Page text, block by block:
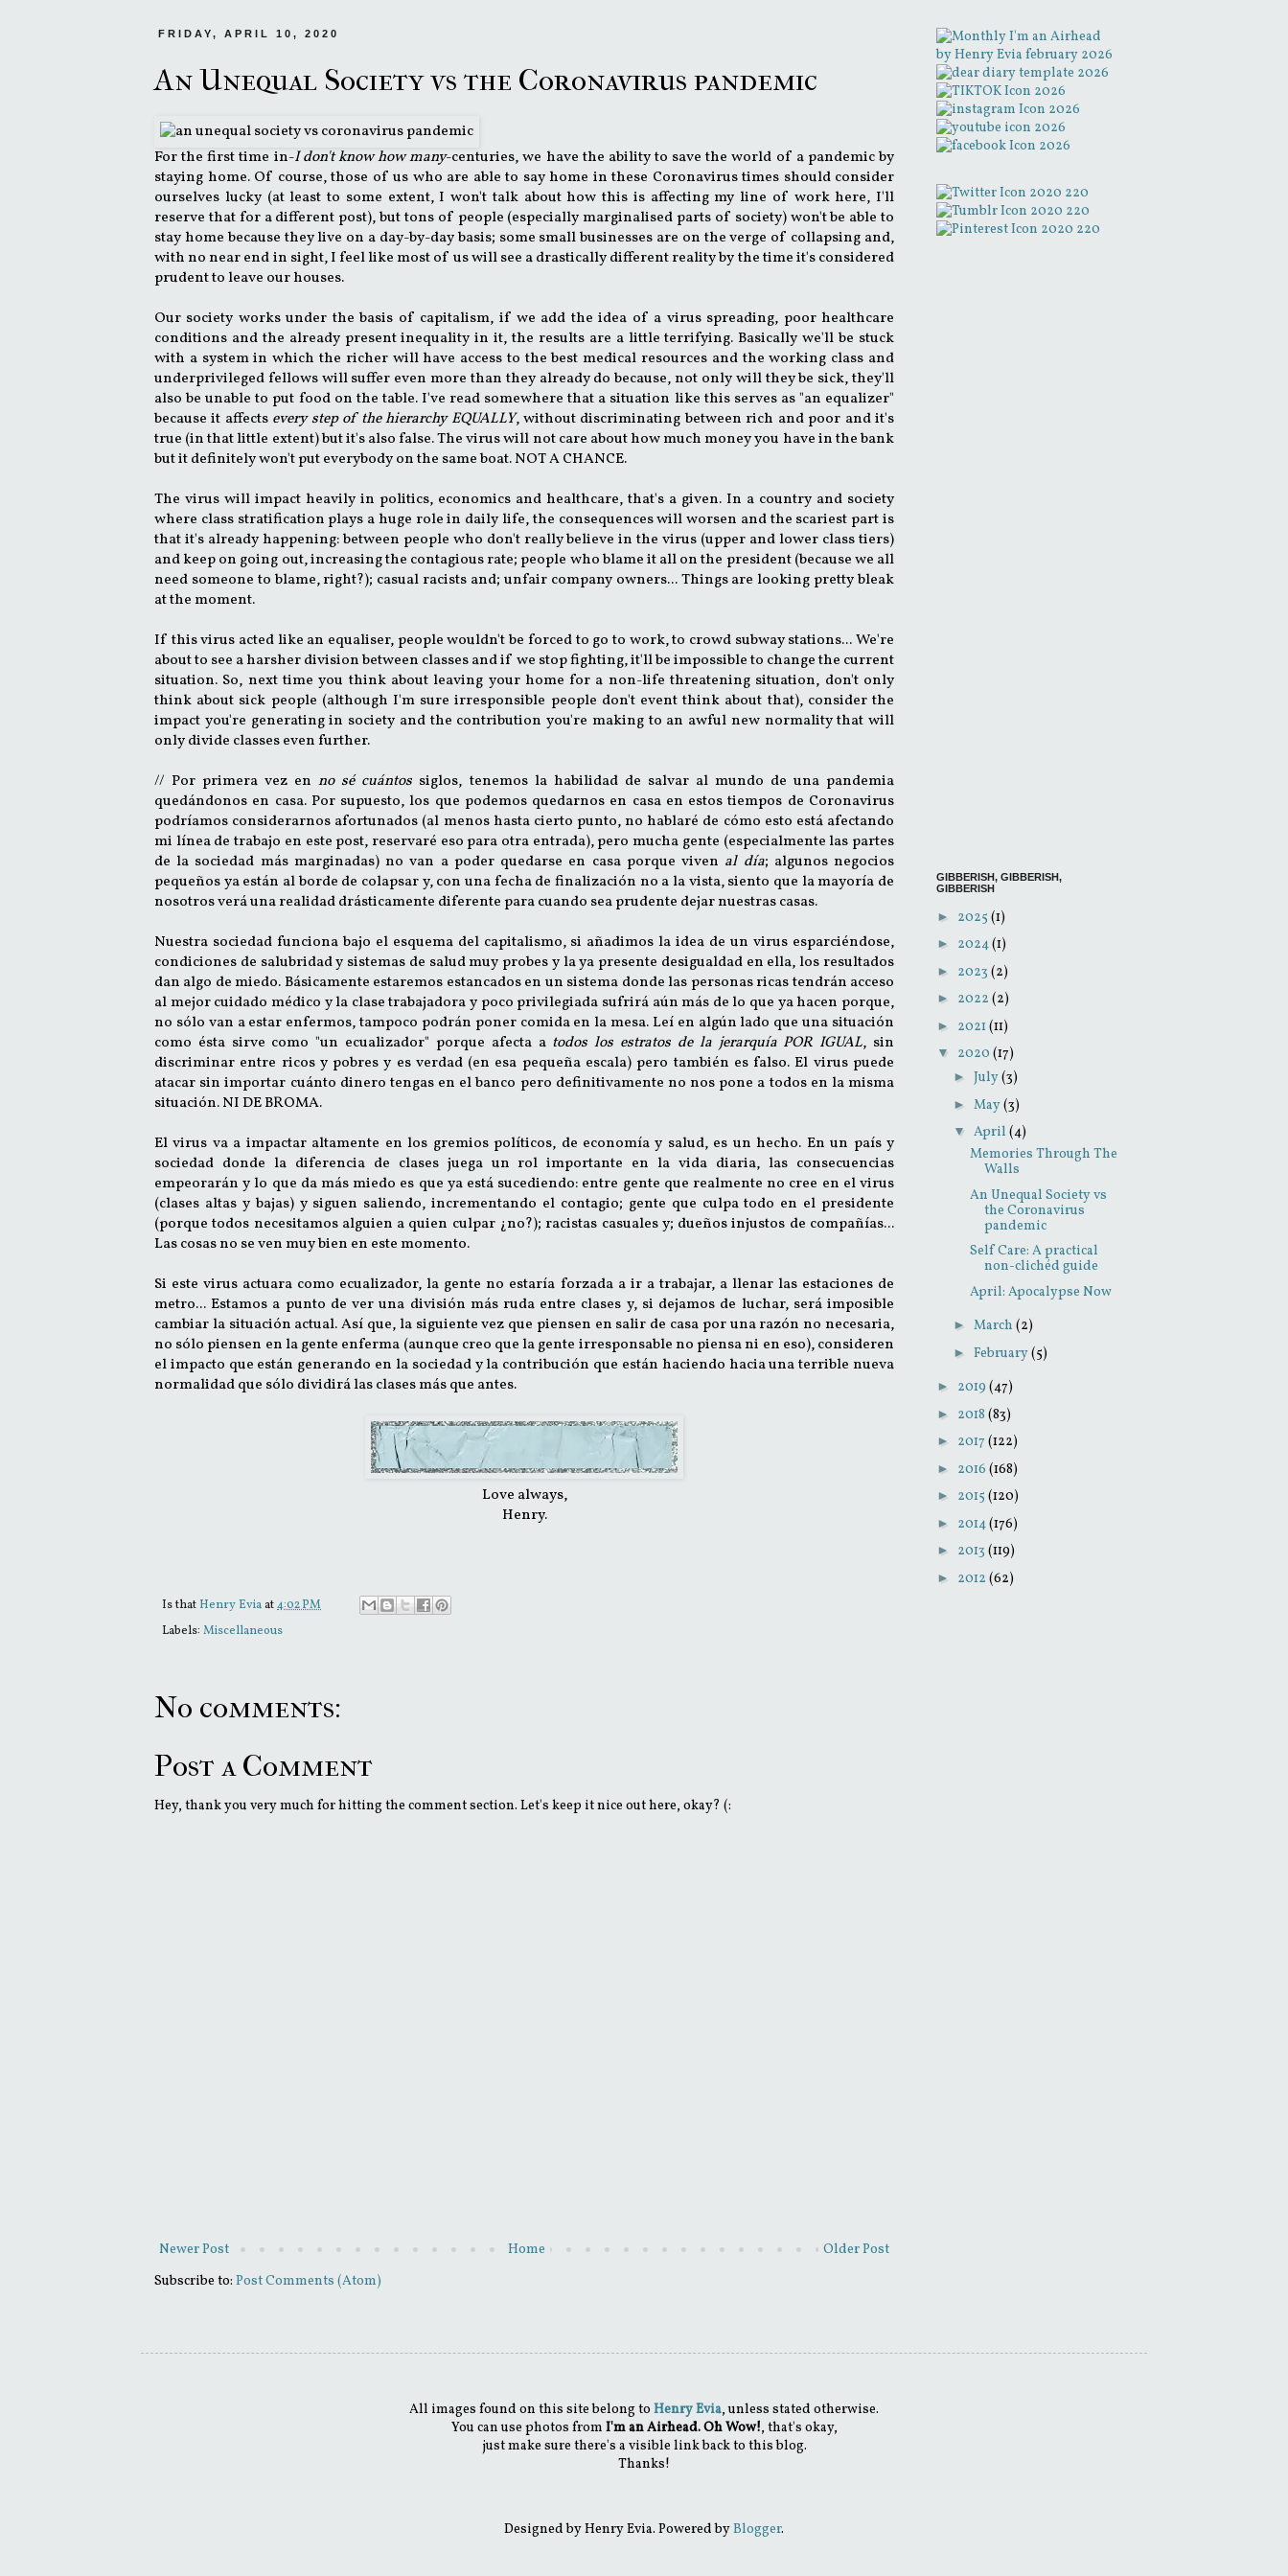
FRIDAY, APRIL 10, 2020
An Unequal Society vs the Coronavirus pandemic
For the first time in-I don't know how many-centuries, we have the ability to save the world of a pandemic by
staying home. Of course, those of us who are able to say home in these Coronavirus times should consider
ourselves lucky (at least to some extent, I won't talk about how this is affecting my line of work here, I'll
reserve that for a different post), but tons of people (especially marginalised parts of society) won't be able to
stay home because they live on a day-by-day basis; some small businesses are on the verge of collapsing and,
with no near end in sight, I feel like most of us will see a drastically different reality by the time it's considered
prudent to leave our houses.
Our society works under the basis of capitalism, if we add the idea of a virus spreading, poor healthcare
conditions and the already present inequality in it, the results are a little terrifying. Basically we'll be stuck
with a system in which the richer will have access to the best medical resources and the working class and
underprivileged fellows will suffer even more than they already do because, not only will they be sick, they'll
also be unable to put food on the table. I've read somewhere that a situation like this serves as "an equalizer"
because it affects every step of the hierarchy EQUALLY, without discriminating between rich and poor and it's
true (in that little extent) but it's also false. The virus will not care about how much money you have in the bank
but it definitely won't put everybody on the same boat. NOT A CHANCE.
The virus will impact heavily in politics, economics and healthcare, that's a given. In a country and society
where class stratification plays a huge role in daily life, the consequences will worsen and the scariest part is
that it's already happening: between people who don't really believe in the virus (upper and lower class tiers)
and keep on going out, increasing the contagious rate; people who blame it all on the president (because we all
need someone to blame, right?); casual racists and; unfair company owners... Things are looking pretty bleak
at the moment.
If this virus acted like an equaliser, people wouldn't be forced to go to work, to crowd subway stations... We're
about to see a harsher division between classes and if we stop fighting, it'll be impossible to change the current
situation. So, next time you think about leaving your home for a non-life threatening situation, don't only
think about sick people (although I'm sure irresponsible people don't event think about that), consider the
impact you're generating in society and the contribution you're making to an awful new normality that will
only divide classes even further.
// Por primera vez enno sé cuántos siglos, tenemos la habilidad de salvar al mundo de una pandemia
quedándonos en casa. Por supuesto, los que podemos quedarnos en casa en estos tiempos de Coronavirus
podríamos considerarnos afortunados (al menos hasta cierto punto, no hablaré de cómo esto está afectando
mi línea de trabajo en este post, reservaré eso para otra entrada), pero mucha gente (especialmente las partes
de la sociedad más marginadas) no van a poder quedarse en casa porque viven al día; algunos negocios
pequeños ya están al borde de colapsar y, con una fecha de finalización no a la vista, siento que la mayoría de
nosotros verá una realidad drásticamente diferente para cuando sea prudente dejar nuestras casas.
Nuestra sociedad funciona bajo el esquema del capitalismo, si añadimos la idea de un virus esparciéndose,
condiciones de salubridad y sistemas de salud muy probes y la ya presente desigualdad en ella, los resultados
dan algo de miedo. Básicamente estaremos estancados en un sistema donde las personas ricas tendrán acceso
al mejor cuidado médico y la clase trabajadora y poco privilegiada sufrirá aún más de lo que ya hacen porque,
no sólo van a estar enfermos, tampoco podrán poner comida en la mesa. Leí en algún lado que una situación
como ésta sirve como "un ecualizador" porque afecta a todos los estratos de la jerarquía POR IGUAL, sin
discriminar entre ricos y pobres y es verdad (en esa pequeña escala) pero también es falso. El virus puede
atacar sin importar cuánto dinero tengas en el banco pero definitivamente no nos pone a todos en la misma
situación. NI DE BROMA.
El virus va a impactar altamente en los gremios políticos, de economía y salud, es un hecho. En un país y
sociedad donde la diferencia de clases juega un rol importante en la vida diaria, las consecuencias
empeorarán y lo que da más miedo es que ya está sucediendo: entre gente que realmente no cree en el virus
(clases altas y bajas) y siguen saliendo, incrementando el contagio; gente que culpa todo en el presidente
(porque todos necesitamos alguien a quien culpar ¿no?); racistas casuales y; dueños injustos de compañías...
Las cosas no se ven muy bien en este momento.
Si este virus actuara como ecualizador, la gente no estaría forzada a ir a trabajar, a llenar las estaciones de
metro... Estamos a punto de ver una división más ruda entre clases y, si dejamos de luchar, será imposible
cambiar la situación actual. Así que, la siguiente vez que piensen en salir de casa por una razón no necesaria,
no sólo piensen en la gente enferma (aunque creo que la gente irresponsable no piensa ni en eso), consideren
el impacto que están generando en la sociedad y la contribución que están haciendo hacia una terrible nueva
normalidad que sólo dividirá las clases más que antes.
Love always,
Henry.
Is that Henry Eviaat4:02 PM
Labels: Miscellaneous
No comments:
Post a Comment
Hey, thank you very much for hitting the comment section. Let's keep it nice out here, okay? (:
Newer Post Older Post
Home
Subscribe to: Post Comments (Atom)
GIBBERISH, GIBBERISH,
GIBBERISH
► 2025 (1)
► 2024(1)
► 2023 (2)
► 2022 (2)
► 2021 (11)
▼ 2020 (17)
► July(3)
► May(3)
▼ April (4)
Memories Through The
Walls
An Unequal Society vs
the Coronavirus
pandemic
Self Care: A practical
non-clichéd guide
April: Apocalypse Now
► March (2)
► February(5)
► 2019 (47)
► 2018 (83)
► 2017 (122)
► 2016 (168)
► 2015 (120)
► 2014(176)
► 2013 (119)
► 2012 (62)
All images found on this site belong to Henry Evia, unless stated otherwise.
You can use photos from I'm an Airhead. Oh Wow!, that's okay,
just make sure there's a visible link back to this blog.
Thanks!
Designed by Henry Evia. Powered byBlogger.